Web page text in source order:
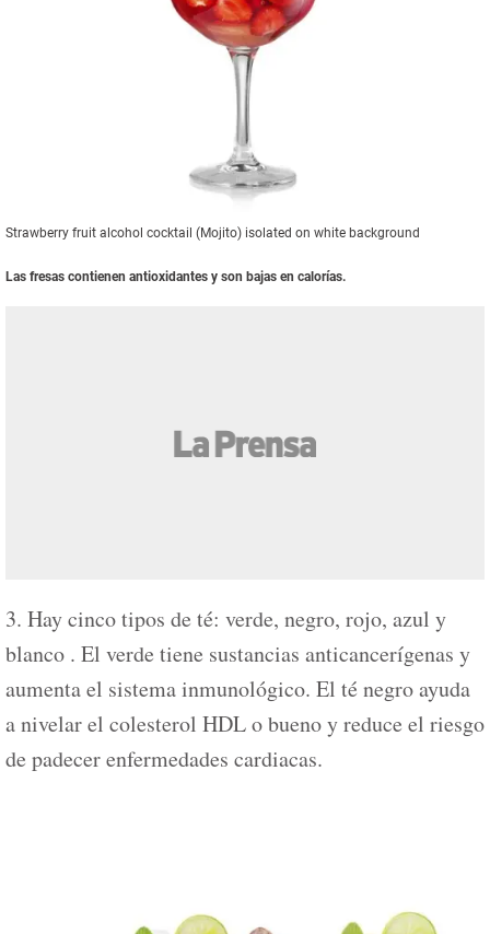
Strawberry fruit alcohol cocktail (Mojito) isolated on white background
Las fresas contienen antioxidantes y son bajas en calorías.
3. Hay cinco tipos de té: verde, negro, rojo, azul y
blanco . El verde tiene sustancias anticancerígenas y
aumenta el sistema inmunológico. El té negro ayuda
a nivelar el colesterol HDL o bueno y reduce el riesgo
de padecer enfermedades cardiacas.